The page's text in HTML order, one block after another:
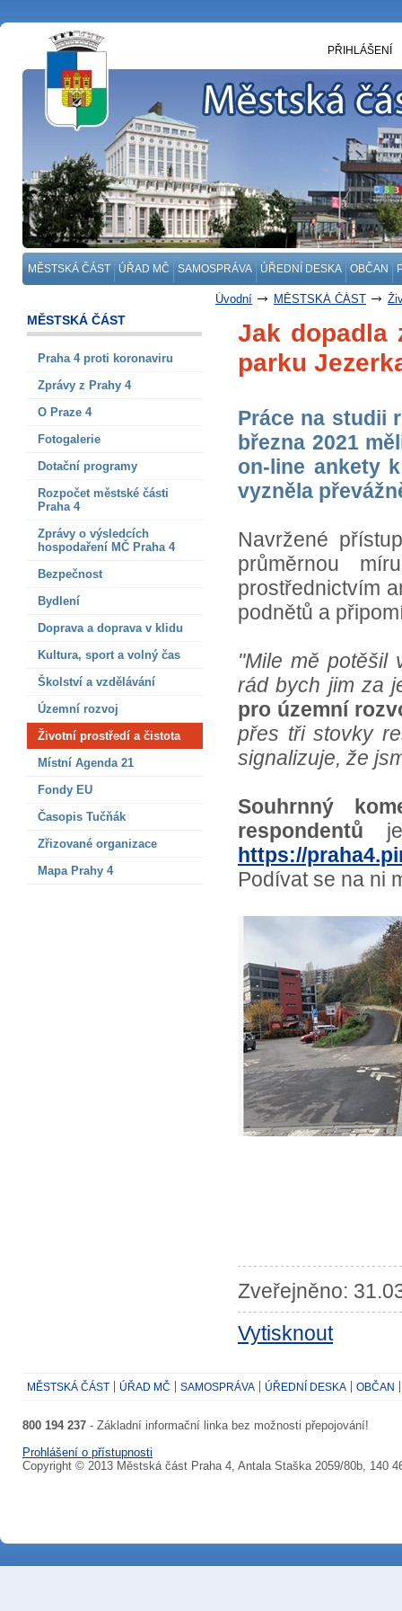
MĚSTSKÁ ČÁST ÚŘAD MČ SAMOSPRÁVA ÚŘEDNÍ DESKA OBČAN
PŘIHLÁŠENÍ
Úvodní MĚSTSKÁ ČÁST
MĚSTSKÁ ČÁST
Praha 4 proti koronaviru
Zprávy z Prahy 4
O Praze 4
Fotogalerie
Dotační programy
Rozpočet městské části
Praha 4
Zprávy o výsledcích
hospodaření MČ Praha 4
Bezpečnost
Bydlení
Doprava a doprava v klidu
Kultura, sport a volný čas
Školství a vzdělávání
Územní rozvoj
Životní prostředí a čistota
Místní Agenda 21
Fondy EU
Časopis Tučňák
Zřizované organizace
Mapa Prahy 4
Jak dopadla
parku
Práce na studii
března 2021
on-line ankety
vyzněla
Navržené
průměrnou
prostřednictvím
podnětů a
"Mile mě potěšil
rád bych jim za
pro územní
přes tři stovky
signalizuje, že
Souhrnný
respondentů je
https://
Podívat se na ni
Zveřejněno:
Vytisknout
MĚSTSKÁ ČÁST ÚŘAD MČ SAMOSPRÁVA ÚŘEDNÍ DESKA OBČAN
800 194 237 - Základní informační linka bez možnosti přepojování!
Prohlášení o přístupnosti
Copyright © 2013 Městská část Praha 4, Antala Staška 2059/80b, 140